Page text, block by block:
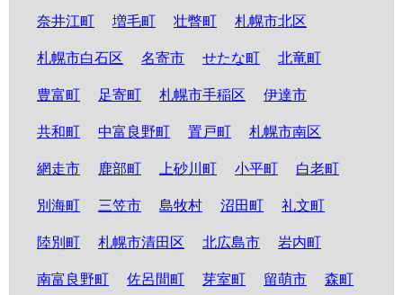
奈井江町 増毛町 壮瞥町 札幌市北区
札幌市白石区 名寄市 せたな町 北竜町
豊富町 足寄町 札幌市手稲区 伊達市
共和町 中富良野町 置戸町 札幌市南区
網走市 鹿部町 上砂川町 小平町 白老町
別海町 三笠市 島牧村 沼田町 礼文町
陸別町 札幌市清田区 北広島市 岩内町
南富良野町 佐呂間町 芽室町 留萌市 森町